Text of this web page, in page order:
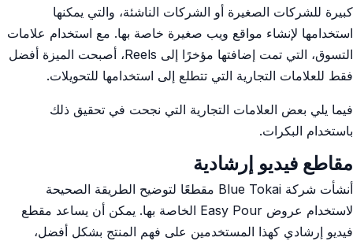
كبيرة للشركات الصغيرة أو الشركات الناشئة، والتي يمكنها
استخدامها لإنشاء مواقع ويب صغيرة خاصة بها. مع استخدام علامات
التسوق، التي تمت إضافتها مؤخرًا إلى Reels، أصبحت الميزة أفضل
فقط للعلامات التجارية التي تتطلع إلى استخدامها للتحويلات.
فيما يلي بعض العلامات التجارية التي نجحت في تحقيق ذلك
باستخدام البكرات.
مقاطع فيديو إرشادية
أنشأت شركة Blue Tokai مقطعًا لتوضيح الطريقة الصحيحة
لاستخدام عروض Easy Pour الخاصة بها. يمكن أن يساعد مقطع
فيديو إرشادي كهذا المستخدمين على فهم المنتج بشكل أفضل،